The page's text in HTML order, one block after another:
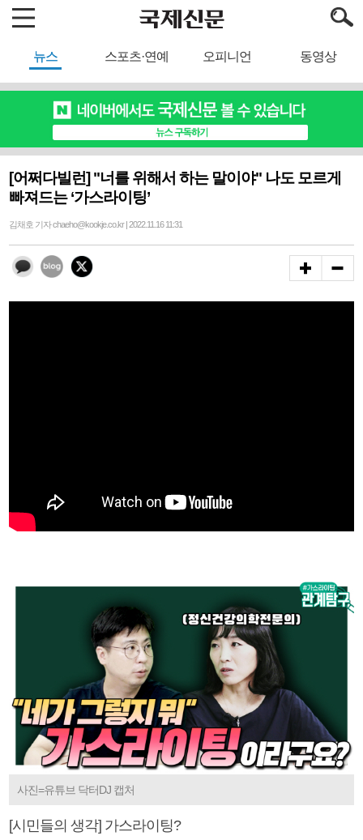
뉴스 스포츠·연예 오피니언 동영상
[어쩌다빌런] "너를 위해서 하는 말이야" 나도 모르게
빠져드는 ‘가스라이팅’
김채호 기자 chaeho@kookje.co.kr | 2022.11.16 11:31
사진=유튜브 닥터DJ 캡처
[시민들의 생각] 가스라이팅?